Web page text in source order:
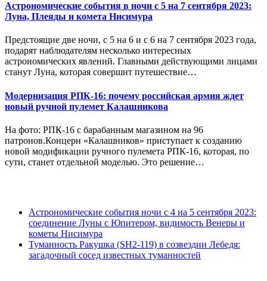
Астрономические события в ночи с 5 на 7 сентября 2023:
Луна, Плеяды и комета Нисимура
Предстоящие две ночи, с 5 на 6 и с 6 на 7 сентября 2023 года,
подарят наблюдателям несколько интересных
астрономических явлений. Главными действующими лицами
станут Луна, которая совершит путешествие…
Модернизация РПК-16: почему российская армия ждет
новый ручной пулемет Калашникова
На фото: РПК-16 с барабанным магазином на 96
патронов.Концерн «Калашников» приступает к созданию
новой модификации ручного пулемета РПК-16, которая, по
сути, станет отдельной моделью. Это решение…
Астрономические события ночи с 4 на 5 сентября 2023:
соединение Луны с Юпитером, видимость Венеры и
кометы Нисимура
Туманность Ракушка (SH2-119) в созвездии Лебедя:
загадочный сосед известных туманностей